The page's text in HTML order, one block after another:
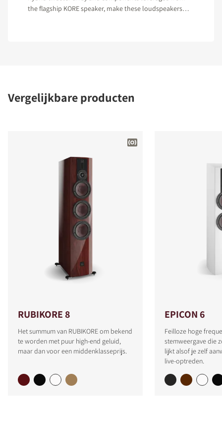
the flagship KORE speaker, make these loudspeakers
Vergelijkbare producten
RUBIKORE 8
Het summum van RUBIKORE om bekend
te worden met puur high-end geluid,
maar dan voor een middenklasseprijs.
EPICON 6
Feilloze hoge
stemweergave die
lijkt alsof je zelf
live-optreden.